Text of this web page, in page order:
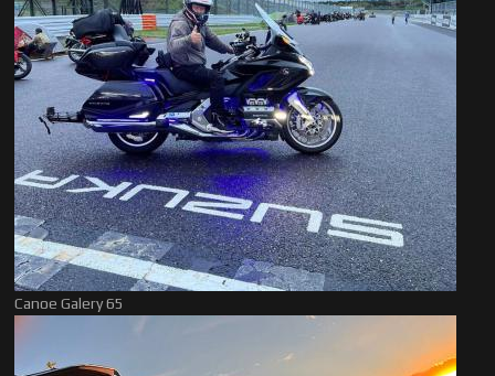
Canoe Galery 65